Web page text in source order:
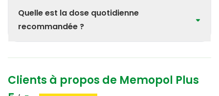
Quelle est la dose quotidienne
recommandée ?
l'eau ou du jus de fruit, de préférence à jeun. Agiter
dû aux extraits naturels. Pour les étudiants : 1
ampoule par jour, 1 mois avant et pendant les
Clients à propos de Memopol Plus